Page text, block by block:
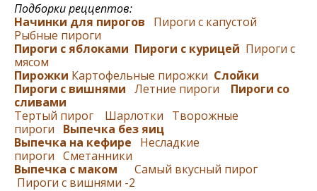
Подборки реццептов:
Начинки для пирогов
Пироги с капустой
Рыбные пироги
Пироги с яблоками Пироги с курицей Пироги с
мясом
Пирожки Картофельные пирожки Слойки
Пироги с вишнями Летние пироги
Пироги со
сливами
Тертый пирог
Шарлотки
Творожные
пироги
Выпечка без яиц
Выпечка на кефире
Несладкие
пироги Сметанники
Выпечка с маком
Самый вкусный пирог
Пироги с вишнями -2